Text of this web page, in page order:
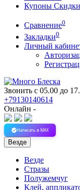
Купоны Скидки
Сравнение0
Закладки0
Личный
Звонить с 05.00 до
+79130140614
Онлайн -
Написать в MAX
Везде
Везде
Стразы
Полужемчуг
Клей,